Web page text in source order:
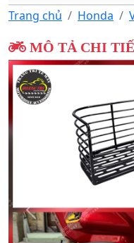
Trang chủ Honda
MÔ TẢ CHI
Quay
Lại